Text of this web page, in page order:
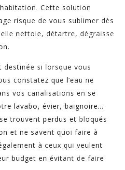
Cette solution
risque de vous sublimer dès
nettoie, détartre, dégraisse
si lorsque vous
constatez que l’eau ne
vos canalisations en se
lavabo, évier, baignoire…
trouvent perdus et bloqués
et ne savent quoi faire à
à ceux qui veulent
budget en évitant de faire